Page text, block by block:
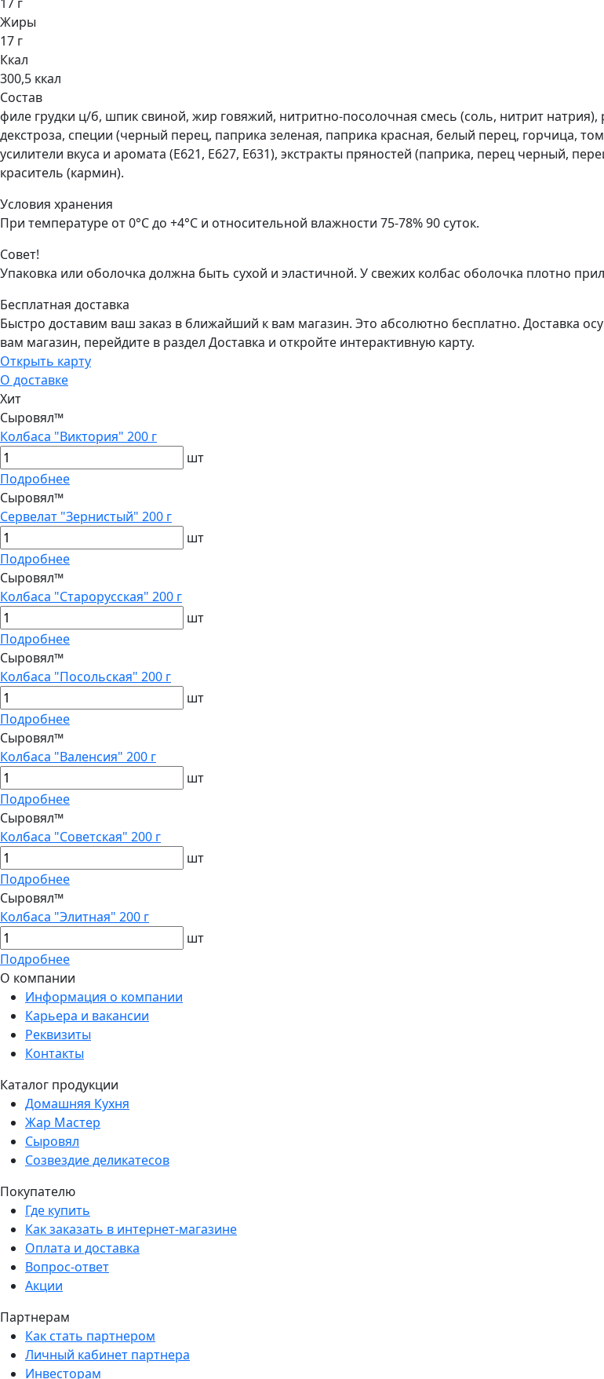
Жиры
17 г
Ккал
300,5 ккал
Состав
филе грудки ц/б, шпик свиной, жир говяжий, нитритно-посолочная смесь (соль, нитрит натрия),
декстроза, специи (черный перец, паприка зеленая, паприка красная, белый перец, горчица,
усилители вкуса и аромата (Е621, Е627, Е631), экстракты пряностей (паприка, перец черный,
краситель (кармин).
Условия хранения
При температуре от 0°С до +4°С и относительной влажности 75-78% 90 суток.
Совет!
Упаковка или оболочка должна быть сухой и эластичной. У свежих колбас оболочка плотно
Бесплатная доставка
Быстро доставим ваш заказ в ближайший к вам магазин. Это абсолютно бесплатно. Доставка
вам магазин, перейдите в раздел Доставка и откройте интерактивную карту.
Открыть карту
О доставке
Хит
Сыровял™
Колбаса "Виктория" 200 г
шт
Подробнее
Сыровял™
Сервелат "Зернистый" 200 г
шт
Подробнее
Сыровял™
Колбаса "Старорусская" 200 г
шт
Подробнее
Сыровял™
Колбаса "Посольская" 200 г
шт
Подробнее
Сыровял™
Колбаса "Валенсия" 200 г
шт
Подробнее
Сыровял™
Колбаса "Советская" 200 г
шт
Подробнее
Сыровял™
Колбаса "Элитная" 200 г
шт
Подробнее
О компании
Информация о компании
Карьера и вакансии
Реквизиты
Контакты
Каталог продукции
Домашняя Кухня
Жар Мастер
Сыровял
Созвездие деликатесов
Покупателю
Где купить
Как заказать в интернет-магазине
Оплата и доставка
Вопрос-ответ
Акции
Партнерам
Как стать партнером
Личный кабинет партнера
Инвесторам